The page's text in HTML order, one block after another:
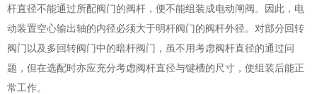
杆直径不能通过所配阀门的阀杆，便不能组装成电动闸阀。因此，电
动装置空心输出轴的内径必须大于明杆阀门的阀杆外径。对部分回转
阀门以及多回转阀门中的暗杆阀门，虽不用考虑阀杆直径的通过问
题，但在选配时亦应充分考虑阀杆直径与键槽的尺寸，使组装后能正
常工作。